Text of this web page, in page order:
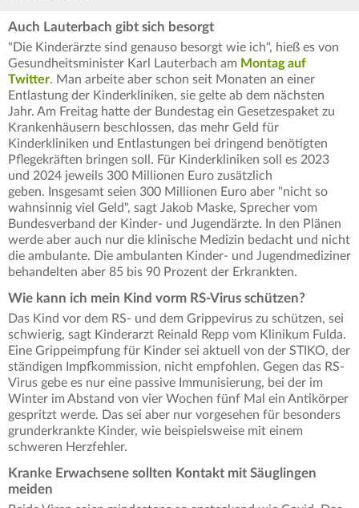
Auch Lauterbach gibt sich besorgt
"Die Kinderärzte sind genauso besorgt wie ich", hieß es von
Gesundheitsminister Karl Lauterbach am Montag auf
Twitter. Man arbeite aber schon seit Monaten an einer
Entlastung der Kinderkliniken, sie gelte ab dem nächsten
Jahr. Am Freitag hatte der Bundestag ein Gesetzespaket zu
Krankenhäusern beschlossen, das mehr Geld für
Kinderkliniken und Entlastungen bei dringend benötigten
Pflegekräften bringen soll. Für Kinderkliniken soll es 2023
und 2024 jeweils 300 Millionen Euro zusätzlich
geben. Insgesamt seien 300 Millionen Euro aber "nicht so
wahnsinnig viel Geld", sagt Jakob Maske, Sprecher vom
Bundesverband der Kinder- und Jugendärzte. In den Plänen
werde aber auch nur die klinische Medizin bedacht und nicht
die ambulante. Die ambulanten Kinder- und Jugendmediziner
behandelten aber 85 bis 90 Prozent der Erkrankten.
Wie kann ich mein Kind vorm RS-Virus schützen?
Das Kind vor dem RS- und dem Grippevirus zu schützen, sei
schwierig, sagt Kinderarzt Reinald Repp vom Klinikum Fulda.
Eine Grippeimpfung für Kinder sei aktuell von der STIKO, der
ständigen Impfkommission, nicht empfohlen. Gegen das RS-
Virus gebe es nur eine passive Immunisierung, bei der im
Winter im Abstand von vier Wochen fünf Mal ein Antikörper
gespritzt werde. Das sei aber nur vorgesehen für besonders
grunderkrankte Kinder, wie beispielsweise mit einem
schweren Herzfehler.
Kranke Erwachsene sollten Kontakt mit Säuglingen
meiden